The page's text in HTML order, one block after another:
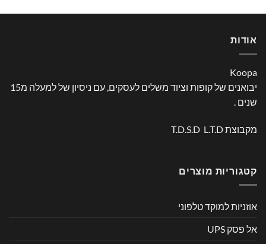
אודות
Koopa
יבואנים של קופות וציוד משלים לעסקים, עם ניסיון של למעלה מ15
שנים .
מקבוצת T.D.S.D L.T.D
קטגוריות מוצרים
אוזניות למוקד טלפוני
אל פסק UPS